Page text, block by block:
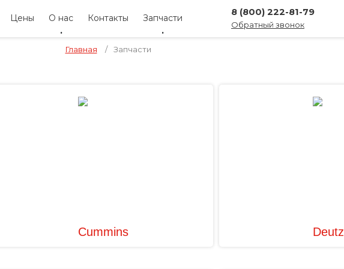
Цены О нас Контакты Запчасти
8 (800) 222-81-79
Обратный звонок
Главная / Запчасти
Cummins Deutz